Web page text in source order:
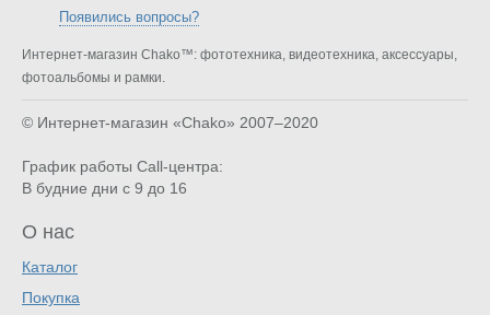
Появились вопросы?
Интернет-магазин Chako™: фототехника, видеотехника, аксессуары,
фотоальбомы и рамки.
© Интернет-магазин «Chako» 2007–2020
График работы Call-центра:
В будние дни с 9 до 16
О нас
Каталог
Покупка